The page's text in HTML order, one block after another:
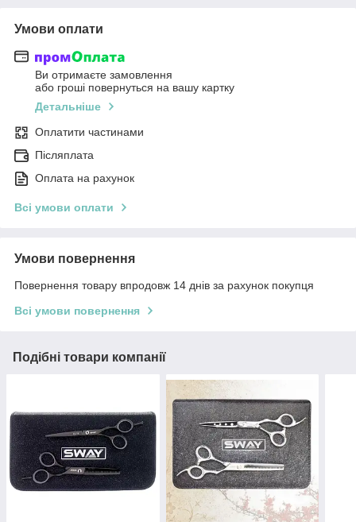
Умови оплати
Ви отримаєте замовлення
або гроші повернуться на вашу картку
Детальніше
Оплатити частинами
Післяплата
Оплата на рахунок
Всі умови оплати
Умови повернення
Повернення товару впродовж 14 днів за рахунок покупця
Всі умови повернення
Подібні товари компанії